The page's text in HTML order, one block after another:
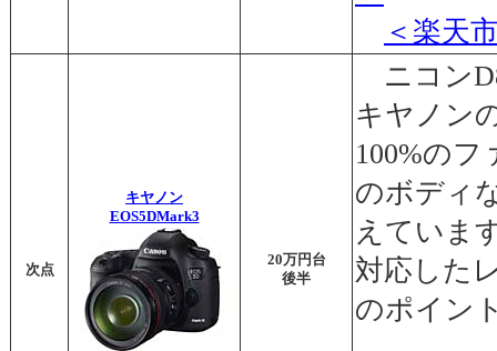
＜楽天
次点
キヤノン
EOS5DMark3
20万円台
後半
ニコン
キヤノン
100%の
のボディ
えていま
対応した
のポイン